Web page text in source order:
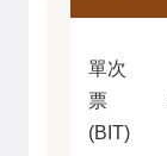
單次
票
(BIT)